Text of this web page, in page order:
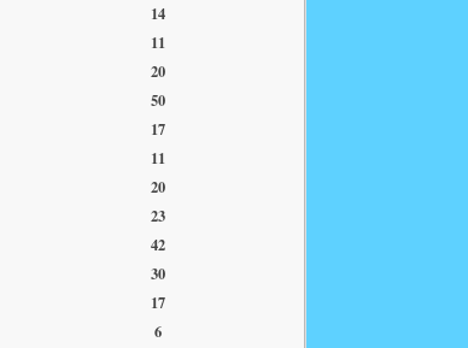
14
11
20
50
17
11
20
23
42
30
17
6